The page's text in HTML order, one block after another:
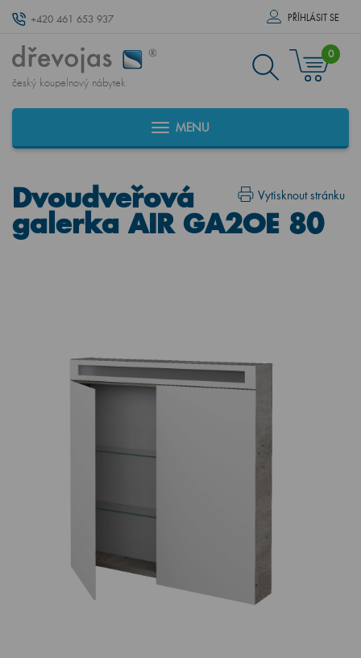
+420 461 653 937 PŘÍHLÁSIT SE
český koupelnový nábytek
0
MENU
Vytisknout stránku
Dvoudveřová
galerka AIR GA2OE 80